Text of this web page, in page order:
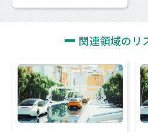
関連領域のリ